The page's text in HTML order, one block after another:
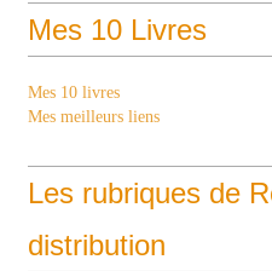
Mes 10 Livres
Mes 10 livres
Mes meilleurs liens
Les rubriques de
distribution